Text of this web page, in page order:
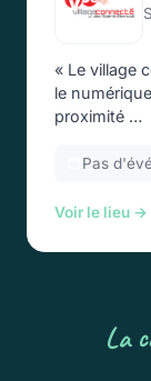
« Le village
le
proximité …
Pas
Voir le lieu →
La